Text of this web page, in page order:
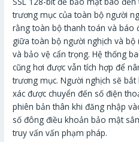
trương mục của toàn bộ người
rằng toàn bộ thanh toán và báo
giữa toàn bộ người nghịch và
và bảo vệ cẩn trọng. Hệ thống
cũng hơi được vẫn tích hợp để
trương mục. Người nghịch sẽ
xác được chuyển đến số điện
phiên bản thân khi đăng nhập
số đông điều khoản bảo mật
truy vấn vấn phạm pháp.